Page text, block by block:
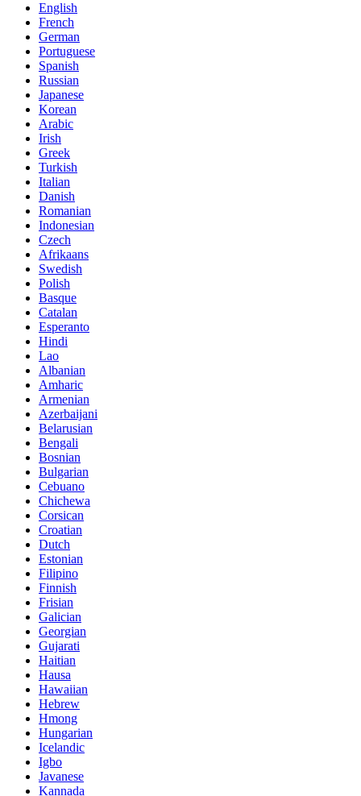
English
French
German
Portuguese
Spanish
Russian
Japanese
Korean
Arabic
Irish
Greek
Turkish
Italian
Danish
Romanian
Indonesian
Czech
Afrikaans
Swedish
Polish
Basque
Catalan
Esperanto
Hindi
Lao
Albanian
Amharic
Armenian
Azerbaijani
Belarusian
Bengali
Bosnian
Bulgarian
Cebuano
Chichewa
Corsican
Croatian
Dutch
Estonian
Filipino
Finnish
Frisian
Galician
Georgian
Gujarati
Haitian
Hausa
Hawaiian
Hebrew
Hmong
Hungarian
Icelandic
Igbo
Javanese
Kannada